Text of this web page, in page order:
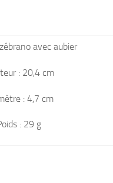
avec aubier
: 20,4 cm
: 4,7 cm
: 29 g